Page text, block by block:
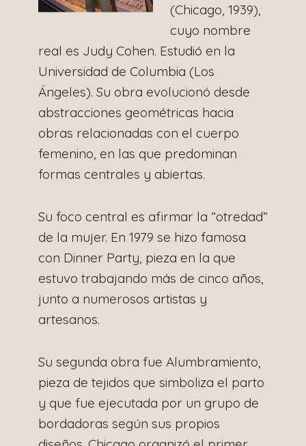
(Chicago, 1939),
cuyo nombre
real es Judy Cohen. Estudió en la
Universidad de Columbia (Los
Ángeles). Su obra evolucionó desde
abstracciones geométricas hacia
obras relacionadas con el cuerpo
femenino, en las que predominan
formas centrales y abiertas.
Su foco central es afirmar la “otredad”
de la mujer. En 1979 se hizo famosa
con Dinner Party, pieza en la que
estuvo trabajando más de cinco años,
junto a numerosos artistas y
artesanos.
Su segunda obra fue Alumbramiento,
pieza de tejidos que simboliza el parto
y que fue ejecutada por un grupo de
bordadoras según sus propios